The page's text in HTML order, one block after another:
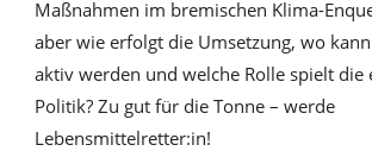
Maßnahmen im bremischen Klima-
aber wie erfolgt die Umsetzung, wo
aktiv werden und welche Rolle spielt die
Politik? Zu gut für die Tonne – werde
Lebensmittelretter:in!